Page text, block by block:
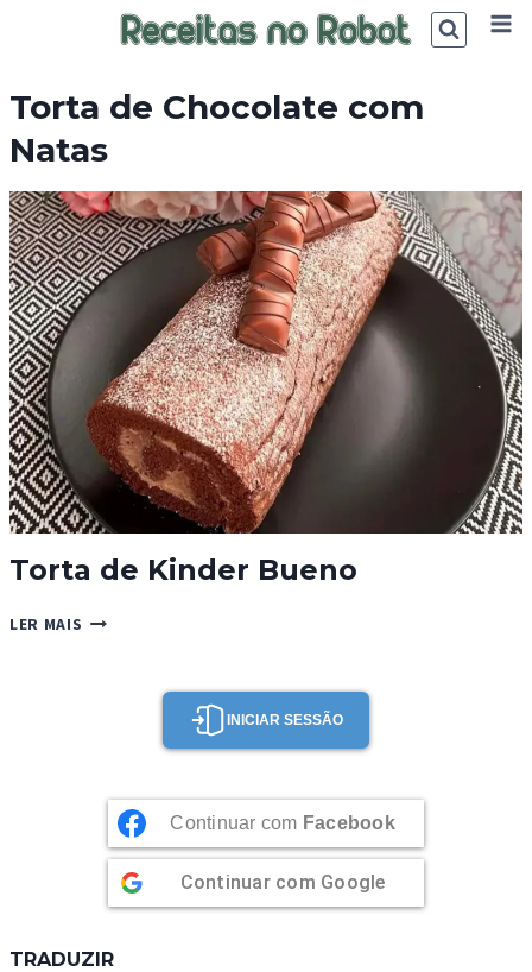
Torta de Chocolate com
Natas
Torta de Kinder Bueno
LER MAIS TORTA
INICIAR SESSÃO
Continuar com Facebook
Continuar com Google
TRADUZIR